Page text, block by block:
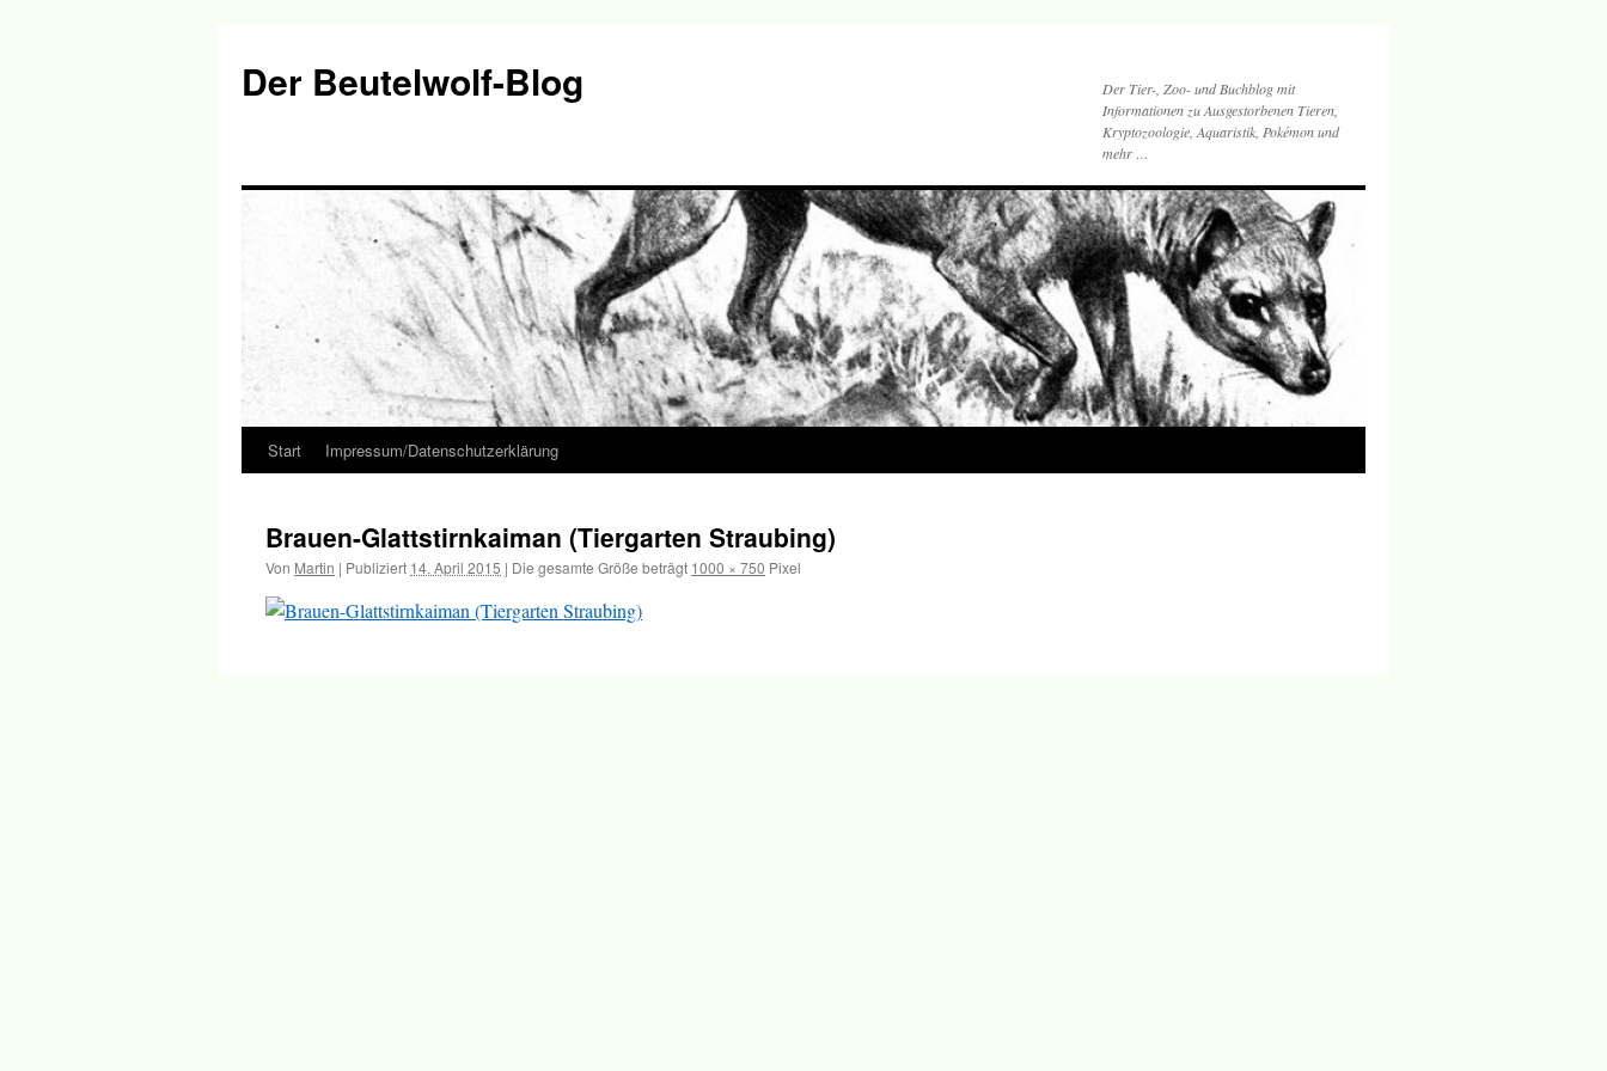
Der Beutelwolf-Blog
Der Tier-, Zoo- und Buchblog mit
Informationen zu Ausgestorbenen Tieren,
Kryptozoologie, Aquaristik, Pokémon und
mehr …
Springe
Inhalt
Start Impressum/Datenschutzerklärung
Brauen-Glattstirnkaiman (Tiergarten Straubing)
Von Martin | Publiziert 14. April 2015 | Die gesamte Größe beträgt 1000 × 750 Pixel